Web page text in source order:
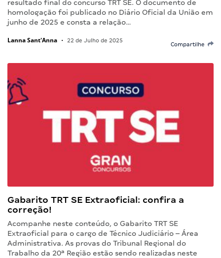
resultado final do concurso TRT SE. O documento de
homologação foi publicado no Diário Oficial da União em
junho de 2025 e consta a relação…
Lanna Sant'Anna • 22 de Julho de 2025
Compartilhe
Gabarito TRT SE Extraoficial: confira a
correção!
Acompanhe neste conteúdo, o Gabarito TRT SE
Extraoficial para o cargo de Técnico Judiciário – Área
Administrativa. As provas do Tribunal Regional do
Trabalho da 20ª Região estão sendo realizadas neste